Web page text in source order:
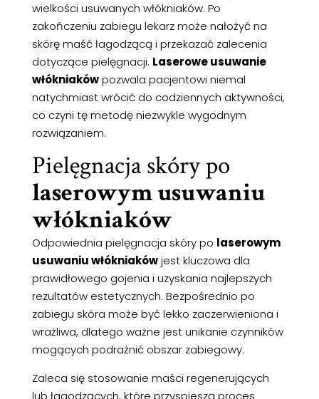
wielkości usuwanych włókniaków. Po
zakończeniu zabiegu lekarz może nałożyć na
skórę maść łagodzącą i przekazać zalecenia
dotyczące pielęgnacji. Laserowe usuwanie
włókniakówpozwala pacjentowi niemal
natychmiast wrócić do codziennych aktywności,
co czyni tę metodę niezwykle wygodnym
rozwiązaniem.
Pielęgnacja skóry po
laserowym usuwaniu
włókniaków
Odpowiednia pielęgnacja skóry po laserowym
usuwaniu włókniakówjest kluczowa dla
prawidłowego gojenia i uzyskania najlepszych
rezultatów estetycznych. Bezpośrednio po
zabiegu skóra może być lekko zaczerwieniona i
wrażliwa, dlatego ważne jest unikanie czynników
mogących podrażnić obszar zabiegowy.
Zaleca się stosowanie maści regenerujących